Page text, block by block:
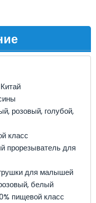
розовый, голубой,
класс
прорезыватель для
для малышей
белый
пищевой класс